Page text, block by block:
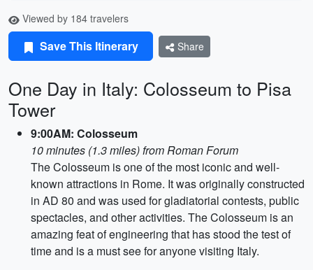
Viewed by 184 travelers
Save This Itinerary Share
One Day in Italy: Colosseum to Pisa
Tower
9:00AM: Colosseum
10 minutes (1.3 miles) from Roman Forum
The Colosseum is one of the most iconic and well-
known attractions in Rome. It was originally constructed
in AD 80 and was used for gladiatorial contests, public
spectacles, and other activities. The Colosseum is an
amazing feat of engineering that has stood the test of
time and is a must see for anyone visiting Italy.